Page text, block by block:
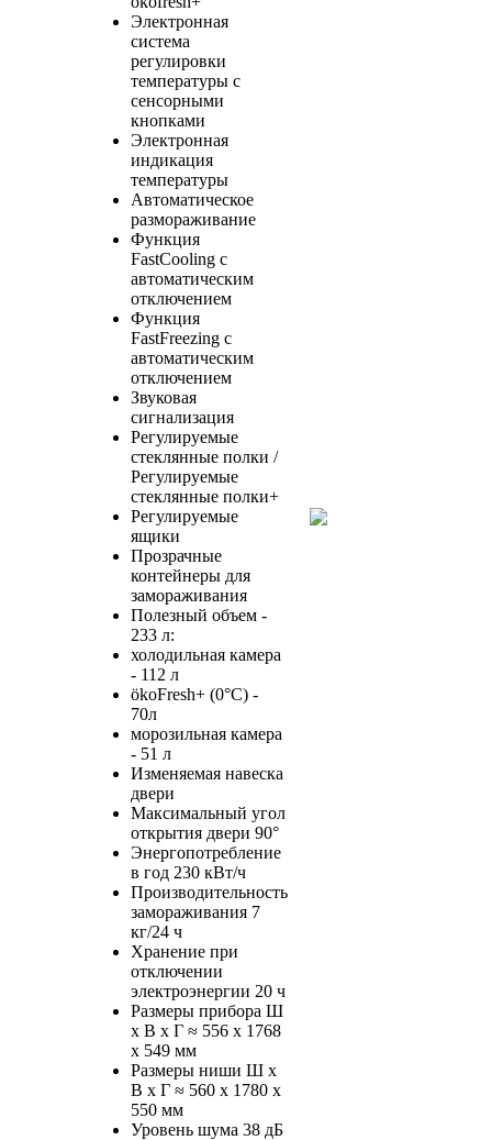
Электронная
система
регулировки
температуры с
сенсорными
кнопками
Электронная
индикация
температуры
Автоматическое
размораживание
Функция
FastCooling с
автоматическим
отключением
Функция
FastFreezing с
автоматическим
отключением
Звуковая
сигнализация
Регулируемые
стеклянные полки /
Регулируемые
стеклянные полки+
Регулируемые
ящики
Прозрачные
контейнеры для
замораживания
Полезный объем -
233 л:
холодильная камера
- 112 л
ökoFresh+ (0°C) -
70л
морозильная камера
- 51 л
Изменяемая навеска
двери
Максимальный угол
открытия двери 90°
Энергопотребление
в год 230 кВт/ч
Производительность
замораживания 7
кг/24 ч
Хранение при
отключении
электроэнергии 20 ч
Размеры прибора Ш
x В x Г ≈ 556 x 1768
x 549 мм
Размеры ниши Ш x
В x Г ≈ 560 x 1780 x
550 мм
Уровень шума 38 дБ